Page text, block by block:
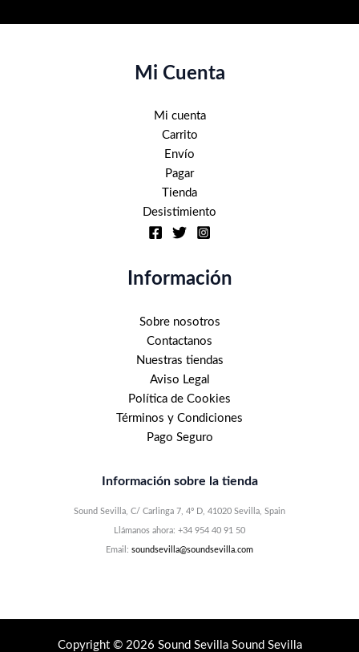
Mi Cuenta
Mi cuenta
Carrito
Envío
Pagar
Tienda
Desistimiento
Información
Sobre nosotros
Contactanos
Nuestras tiendas
Aviso Legal
Política de Cookies
Términos y Condiciones
Pago Seguro
Información sobre la tienda
Sound Sevilla, C/ Carlinga 7, 4º D, 41020 Sevilla, Spain
Llámanos ahora: +34 954 40 91 50
Email: soundsevilla@soundsevilla.com
Copyright © 2026 Sound Sevilla Sound Sevilla